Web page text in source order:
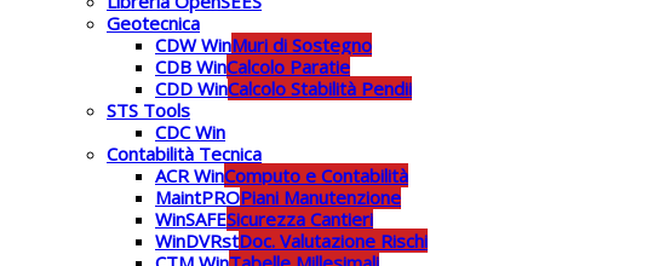
Geotecnica
CDW WinMuri di Sostegno
CDB WinCalcolo Paratie
CDD WinCalcolo Stabilità Pendii
STS Tools
CDC Win
Contabilità Tecnica
ACR WinComputo e Contabilità
MaintPROPiani Manutenzione
WinSAFESicurezza Cantieri
WinDVRstDoc. Valutazione Rischi